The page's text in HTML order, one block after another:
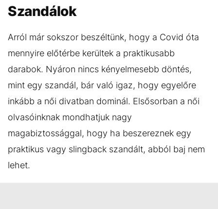
Szandálok
Arról már sokszor beszéltünk, hogy a Covid óta
mennyire előtérbe kerültek a praktikusabb
darabok. Nyáron nincs kényelmesebb döntés,
mint egy szandál, bár való igaz, hogy egyelőre
inkább a női divatban dominál. Elsősorban a női
olvasóinknak mondhatjuk nagy
magabiztossággal, hogy ha beszereznek egy
praktikus vagy slingback szandált, abból baj nem
lehet.